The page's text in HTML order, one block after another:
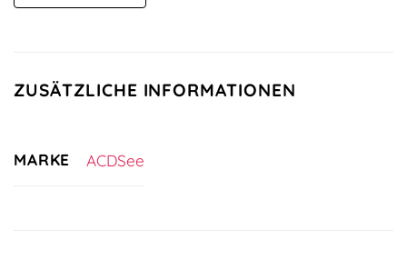
ZUSÄTZLICHE INFORMATIONEN
MARKE ACDSee